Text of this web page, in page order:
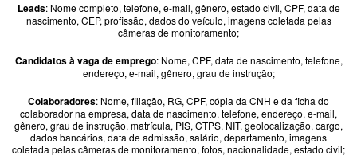
Leads: Nome completo, telefone, e-mail, gênero, estado civil, CPF, data de
nascimento, CEP, profissão, dados do veículo, imagens coletada pelas
câmeras de monitoramento;
Candidatos à vaga de emprego: Nome, CPF, data de nascimento, telefone,
endereço, e-mail, gênero, grau de instrução;
Colaboradores: Nome, filiação, RG, CPF, cópia da CNH e da ficha do
colaborador na empresa, data de nascimento, telefone, endereço, e-mail,
gênero, grau de instrução, matrícula, PIS, CTPS, NIT, geolocalização, cargo,
dados bancários, data de admissão, salário, departamento, imagens
coletada pelas câmeras de monitoramento, fotos, nacionalidade, estado civil;